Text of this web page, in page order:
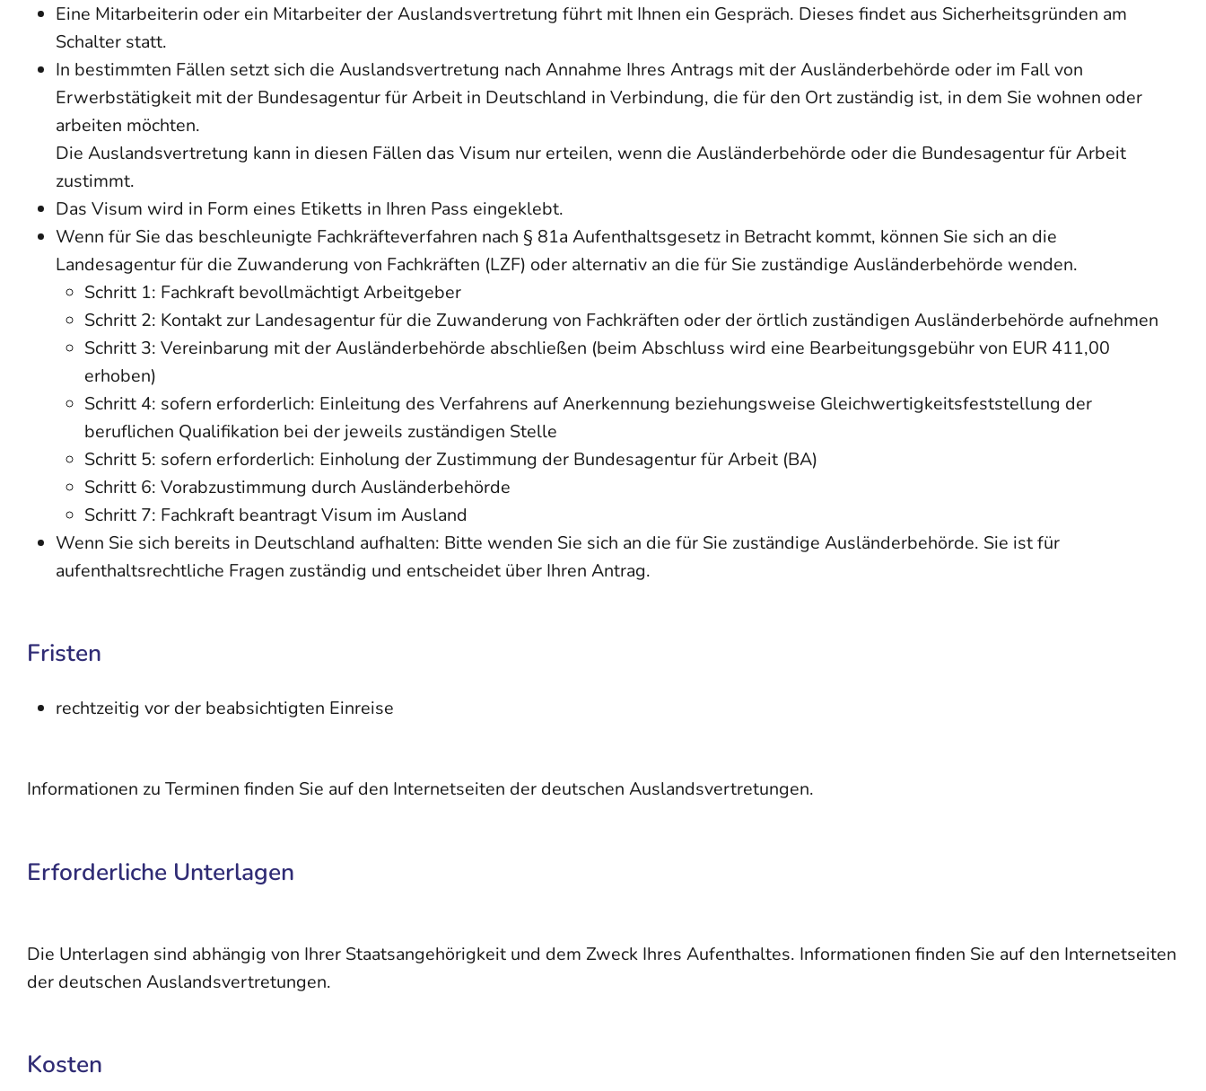
Eine Mitarbeiterin oder ein Mitarbeiter der Auslandsvertretung führt mit Ihnen ein Gespräch. Dieses findet aus Sicherheitsgründen am
Schalter statt.
In bestimmten Fällen setzt sich die Auslandsvertretung nach Annahme Ihres Antrags mit der Ausländerbehörde oder im Fall von
Erwerbstätigkeit mit der Bundesagentur für Arbeit in Deutschland in Verbindung, die für den Ort zuständig ist, in dem Sie wohnen oder
arbeiten möchten.
Die Auslandsvertretung kann in diesen Fällen das Visum nur erteilen, wenn die Ausländerbehörde oder die Bundesagentur für Arbeit
zustimmt.
Das Visum wird in Form eines Etiketts in Ihren Pass eingeklebt.
Wenn für Sie das beschleunigte Fachkräfteverfahren nach § 81a Aufenthaltsgesetz in Betracht kommt, können Sie sich an die
Landesagentur für die Zuwanderung von Fachkräften (LZF) oder alternativ an die für Sie zuständige Ausländerbehörde wenden.
Schritt 1: Fachkraft bevollmächtigt Arbeitgeber
Schritt 2: Kontakt zur Landesagentur für die Zuwanderung von Fachkräften oder der örtlich zuständigen Ausländerbehörde aufnehmen
Schritt 3: Vereinbarung mit der Ausländerbehörde abschließen (beim Abschluss wird eine Bearbeitungsgebühr von EUR 411,00
erhoben)
Schritt 4: sofern erforderlich: Einleitung des Verfahrens auf Anerkennung beziehungsweise Gleichwertigkeitsfeststellung der
beruflichen Qualifikation bei der jeweils zuständigen Stelle
Schritt 5: sofern erforderlich: Einholung der Zustimmung der Bundesagentur für Arbeit (BA)
Schritt 6: Vorabzustimmung durch Ausländerbehörde
Schritt 7: Fachkraft beantragt Visum im Ausland
Wenn Sie sich bereits in Deutschland aufhalten: Bitte wenden Sie sich an die für Sie zuständige Ausländerbehörde. Sie ist für
aufenthaltsrechtliche Fragen zuständig und entscheidet über Ihren Antrag.
Fristen
rechtzeitig vor der beabsichtigten Einreise
Informationen zu Terminen finden Sie auf den Internetseiten der deutschen Auslandsvertretungen.
Erforderliche Unterlagen
Die Unterlagen sind abhängig von Ihrer Staatsangehörigkeit und dem Zweck Ihres Aufenthaltes. Informationen finden Sie auf den Internetseiten
der deutschen Auslandsvertretungen.
Kosten